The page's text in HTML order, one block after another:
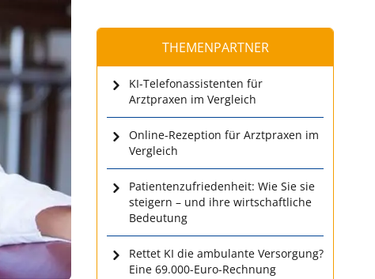
THEMENPARTNER
KI-Telefonassistenten für
Arztpraxen im Vergleich
Online-Rezeption für Arztpraxen im
Vergleich
Patientenzufriedenheit: Wie Sie sie
steigern – und ihre wirtschaftliche
Bedeutung
Rettet KI die ambulante Versorgung?
Eine 69.000-Euro-Rechnung